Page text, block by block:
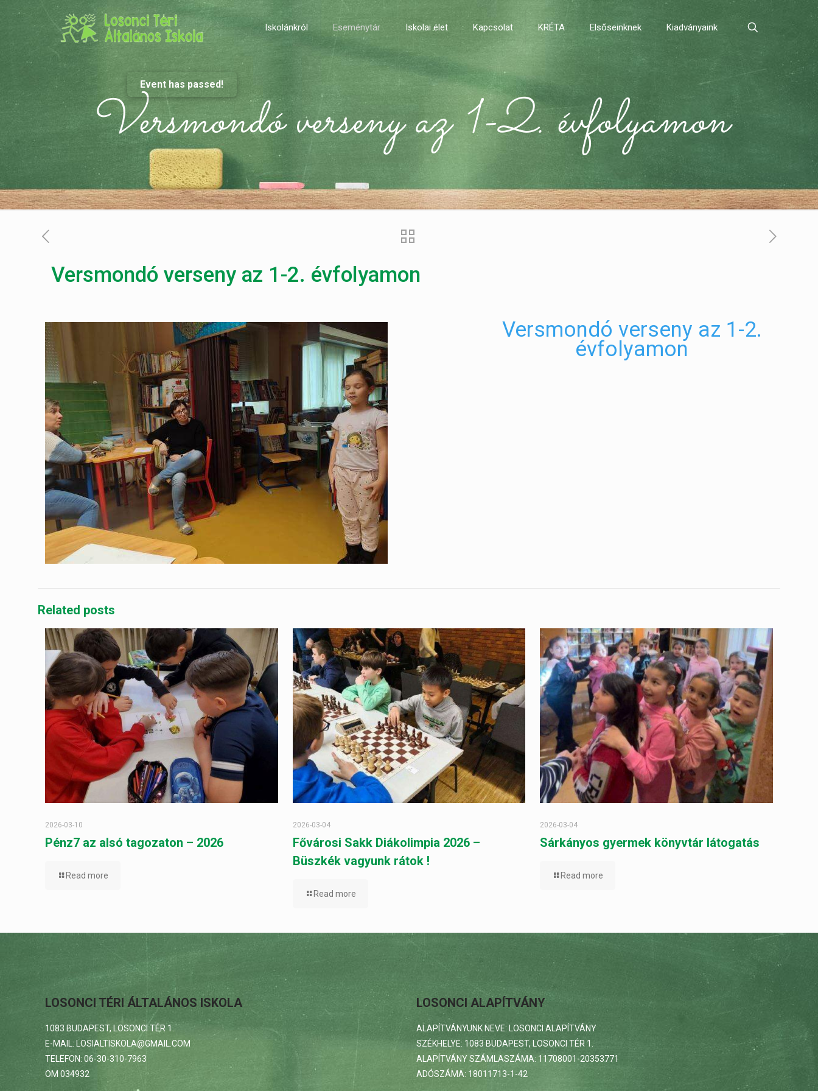
Event has passed!
Iskolánkról Eseménytár Iskolai élet Kapcsolat KRÉTA Elsőseinknek Kiadványaink
Versmondó verseny az 1-2. évfolyamon
Versmondó verseny az 1-2. évfolyamon
Versmondó verseny az 1-2.
évfolyamon
Related posts
2026-03-10
Pénz7 az alsó tagozaton – 2026
Read more
2026-03-04
Fővárosi Sakk Diákolimpia 2026 –
Büszkék vagyunk rátok !
Read more
2026-03-04
Sárkányos gyermek könyvtár látogatás
Read more
LOSONCI TÉRI ÁLTALÁNOS ISKOLA
1083 BUDAPEST, LOSONCI TÉR 1.
E-MAIL: LOSIALTISKOLA@GMAIL.COM
TELEFON: 06-30-310-7963
OM 034932
LOSONCI ALAPÍTVÁNY
ALAPÍTVÁNYUNK NEVE: LOSONCI ALAPÍTVÁNY
SZÉKHELYE: 1083 BUDAPEST, LOSONCI TÉR 1.
ALAPÍTVÁNY SZÁMLASZÁMA: 11708001-20353771
ADÓSZÁMA: 18011713-1-42